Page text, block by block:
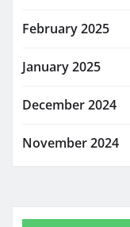
February 2025
January 2025
December 2024
November 2024